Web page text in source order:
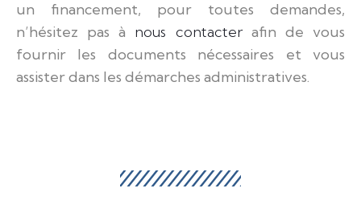
un financement, pour toutes demandes,
n’hésitez pas à nous contacterafin de vous
fournir les documents nécessaires et vous
assister dans les démarches administratives.